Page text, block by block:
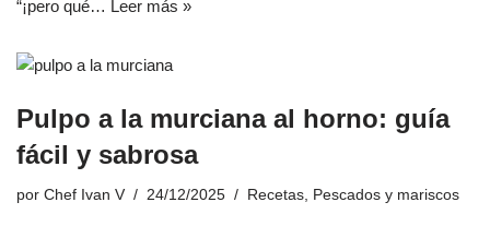
“¡pero qué… Leer más »
Pulpo a la murciana al horno: guía
fácil y sabrosa
por Chef Ivan V 24/12/2025 Recetas Pescados y mariscos